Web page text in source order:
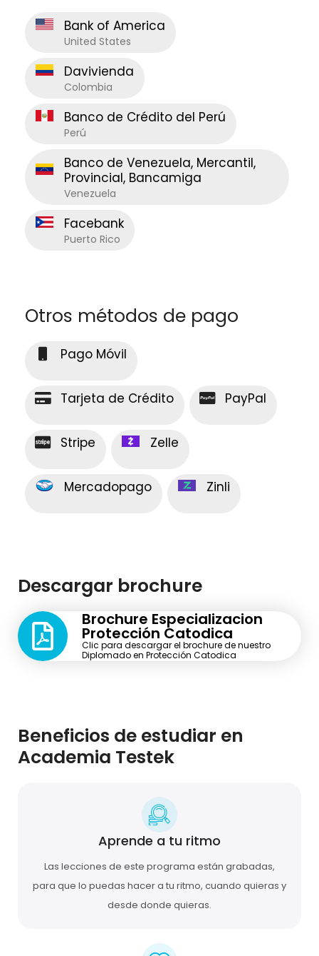
Bank of America
United States
Davivienda
Colombia
Banco de Crédito del Perú
Perú
Banco de Venezuela, Mercantil,
Provincial, Bancamiga
Venezuela
Facebank
Puerto Rico
Otros métodos de pago
Pago Móvil
Tarjeta de Crédito PayPal
Stripe Zelle
Mercadopago Zinli
Descargar brochure
Brochure Especializacion
Protección Catodica
Clic para descargar el brochure de nuestro
Diplomado en Protección Catodica
Beneficios de estudiar en
Academia Testek
Aprende a tu ritmo
Las lecciones de este programa están grabadas,
para que lo puedas hacer a tu ritmo, cuando quieras y
desde donde quieras.